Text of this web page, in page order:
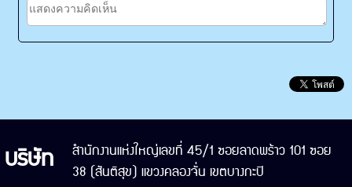
บริษัท
สำนักงานแห่งใหญ่เลขที่ 45/1 ซอยลาดพร้าว 101 ซอย
38 (สันติสุข) แขวงคลองจั่น เขตบางกะปิ